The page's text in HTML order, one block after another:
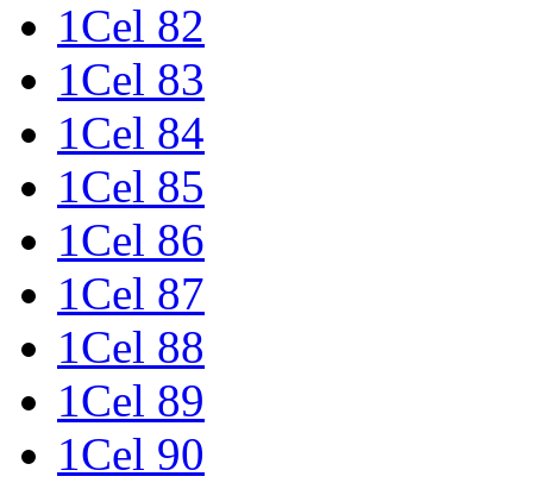
1Cel 82
1Cel 83
1Cel 84
1Cel 85
1Cel 86
1Cel 87
1Cel 88
1Cel 89
1Cel 90